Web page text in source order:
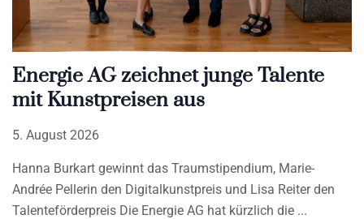
Energie AG zeichnet junge Talente
mit Kunstpreisen aus
5. August 2026
Hanna Burkart gewinnt das Traumstipendium, Marie-
Andrée Pellerin den Digitalkunstpreis und Lisa Reiter den
Talenteförderpreis Die Energie AG hat kürzlich die